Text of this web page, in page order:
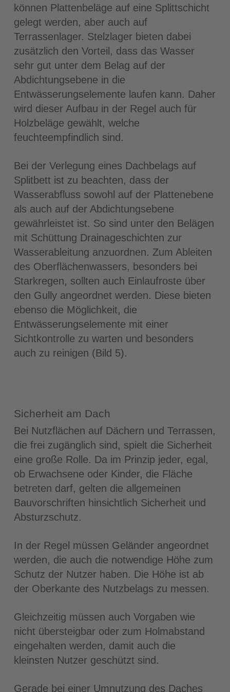
können Plattenbeläge auf eine Splittschicht
gelegt werden, aber auch auf
Terrassenlager. Stelzlager bieten dabei
zusätzlich den Vorteil, dass das Wasser
sehr gut unter dem Belag auf der
Abdichtungsebene in die
Entwässerungselemente laufen kann. Daher
wird dieser Aufbau in der Regel auch für
Holzbeläge gewählt, welche
feuchteempfindlich sind.
Bei der Verlegung eines Dachbelags auf
Splitbett ist zu beachten, dass der
Wasserabfluss sowohl auf der Plattenebene
als auch auf der Abdichtungsebene
gewährleistet ist. So sind unter den Belägen
mit Schüttung Drainageschichten zur
Wasserableitung anzuordnen. Zum Ableiten
des Oberflächenwassers, besonders bei
Starkregen, sollten auch Einlaufroste über
den Gully angeordnet werden. Diese bieten
ebenso die Möglichkeit, die
Entwässerungselemente mit einer
Sichtkontrolle zu warten und besonders
auch zu reinigen (Bild 5).
Sicherheit am Dach
Bei Nutzflächen auf Dächern und Terrassen,
die frei zugänglich sind, spielt die Sicherheit
eine große Rolle. Da im Prinzip jeder, egal,
ob Erwachsene oder Kinder, die Fläche
betreten darf, gelten die allgemeinen
Bauvorschriften hinsichtlich Sicherheit und
Absturzschutz.
In der Regel müssen Geländer angeordnet
werden, die auch die notwendige Höhe zum
Schutz der Nutzer haben. Die Höhe ist ab
der Oberkante des Nutzbelags zu messen.
Gleichzeitig müssen auch Vorgaben wie
nicht übersteigbar oder zum Holmabstand
eingehalten werden, damit auch die
kleinsten Nutzer geschützt sind.
Gerade bei einer Umnutzung des Daches